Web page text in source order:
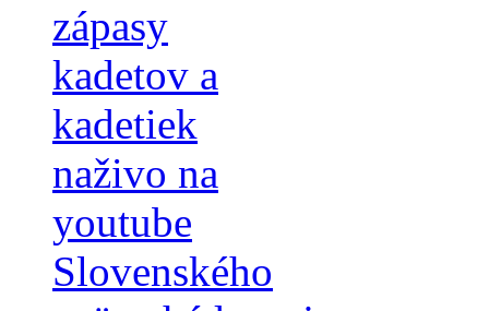
zápasy
kadetov a
kadetiek
naživo na
youtube
Slovenského